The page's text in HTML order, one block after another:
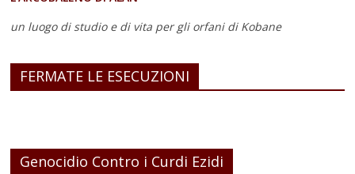
un luogo di studio e di vita per gli orfani di Kobane
FERMATE LE ESECUZIONI
Genocidio Contro i Curdi Ezidi